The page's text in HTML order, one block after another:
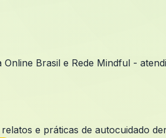
Brasil e Rede Mindful -
e práticas de autocuidado